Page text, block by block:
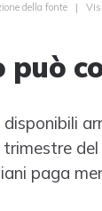
della fonte |
può
trimestre
paga